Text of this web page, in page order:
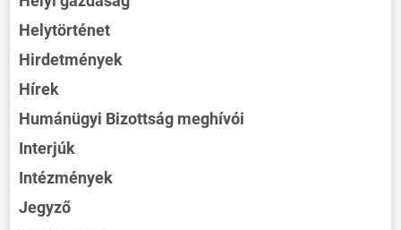
Helytörténet
Hirdetmények
Hírek
Humánügyi Bizottság meghívói
Interjúk
Intézmények
Jegyző